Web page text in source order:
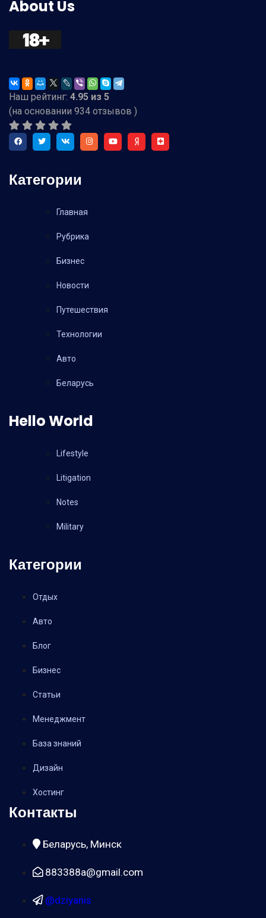
About Us
Наш рейтинг: 4.95 из 5
(на основании 934 отзывов )
Категории
Главная
Рубрика
Бизнес
Новости
Путешествия
Технологии
Авто
Беларусь
Hello World
Lifestyle
Litigation
Notes
Military
Категории
Отдых
Авто
Блог
Бизнес
Статьи
Менеджмент
База знаний
Дизайн
Хостинг
Контакты
Беларусь, Минск
883388a@gmail.com
@dziyanis